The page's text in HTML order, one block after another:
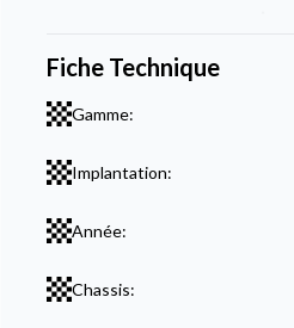
Fiche Technique
Gamme:
Implantation:
Année:
Chassis: